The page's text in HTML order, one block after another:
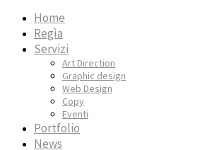
Home
Regìa
Servizi
Art Direction
Graphic design
Web Design
Copy
Eventi
Portfolio
News